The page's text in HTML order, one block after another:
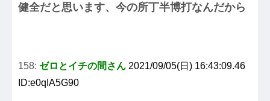
健全だと思います、今の所丁半博打なんだから
158: ゼロとイチの間さん 2021/09/05(日) 16:43:09.46
ID:e0qIA5G90